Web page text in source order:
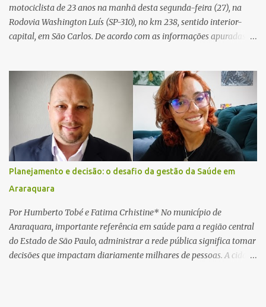
motociclista de 23 anos na manhã desta segunda-feira (27), na
Rodovia Washington Luís (SP-310), no km 238, sentido interior-
capital, em São Carlos. De acordo com as informações apuradas no
veículo, o trânsito estava lento e congestionado devido a obras
realizadas na rodovia, momento em que ocorreu o impacto. Com
a violência da colisão, o motociclista foi arremessado ao solo.
Testemunhas relataram que o capacete teria se desprendido
durante o acidente. O jovem sofreu ferimentos gravíssimos e
morreu ainda no local. Equipes de resgate e de atendimento da
concessionária responsável pela rodovia foram acionadas e
realizaram a sinalização da via, além de prestarem socorro à
vítima. No entanto, o óbito foi constatado ainda no local do
acidente. A Polícia Militar Rodoviária compareceu para o registro
da ocorrência...
Planejamento e decisão: o desafio da gestão da Saúde em
Araraquara
Por Humberto Tobé e Fatima Crhistine* No município de
Araraquara, importante referência em saúde para a região central
do Estado de São Paulo, administrar a rede pública significa tomar
decisões que impactam diariamente milhares de pessoas. A cidade